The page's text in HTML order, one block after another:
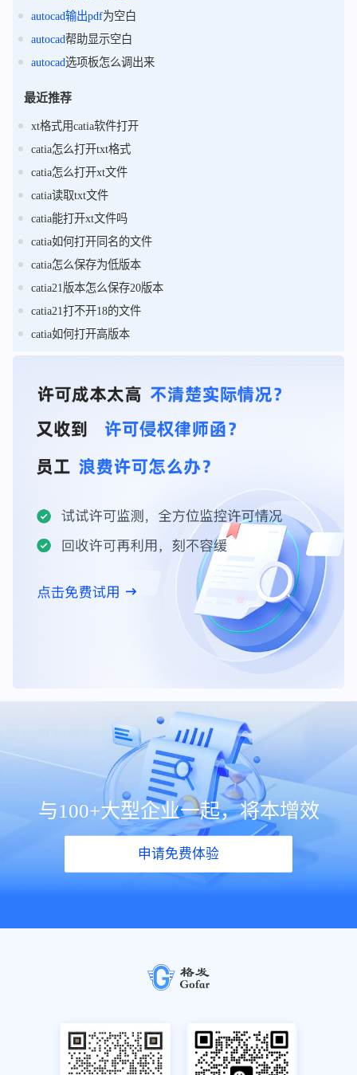
autocad输出pdf为空白
autocad帮助显示空白
autocad选项板怎么调出来
最近推荐
xt格式用catia软件打开
catia怎么打开txt格式
catia怎么打开xt文件
catia读取txt文件
catia能打开xt文件吗
catia如何打开同名的文件
catia怎么保存为低版本
catia21版本怎么保存20版本
catia21打不开18的文件
catia如何打开高版本
与100+大型企业一起，将本增效
申请免费体验